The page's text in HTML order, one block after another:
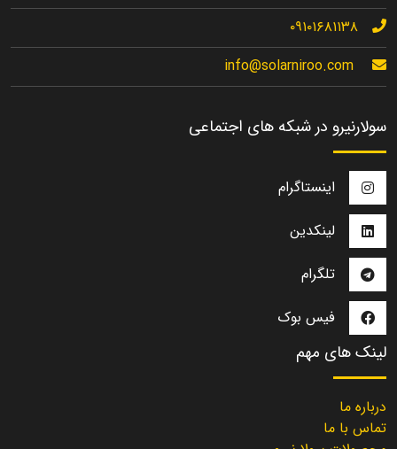
۰۹۱۰۱۶۸۱۱۳۸
info@solarniroo.com
سولارنیرو در شبکه های اجتماعی
اینستاگرام
لینکدین
تلگرام
فیس بوک
لینک های مهم
درباره ما
تماس با ما